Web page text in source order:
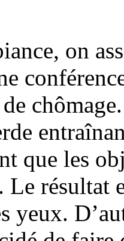
on
que les
Le résultat
yeux.